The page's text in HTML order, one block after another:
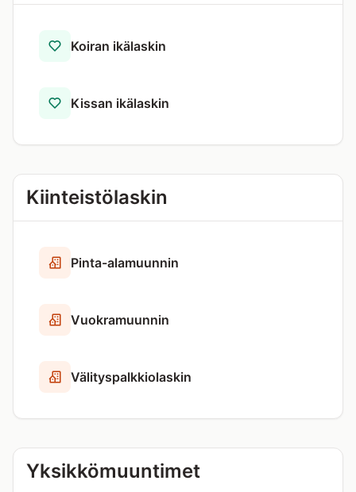
Koiran ikälaskin
Kissan ikälaskin
Kiinteistölaskin
Pinta-alamuunnin
Vuokramuunnin
Välityspalkkiolaskin
Yksikkömuuntimet